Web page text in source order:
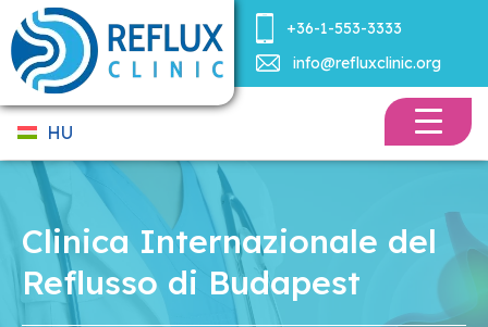
+36-1-553-3333
info@refluxclinic.org
HU
Clinica Internazionale del
Reflusso di Budapest